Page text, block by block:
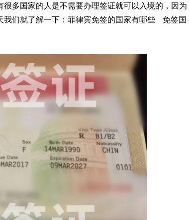
多国家的人是不需要办理签证就可以入境的，因为
我们就了解一下：菲律宾免签的国家有哪些 免签国